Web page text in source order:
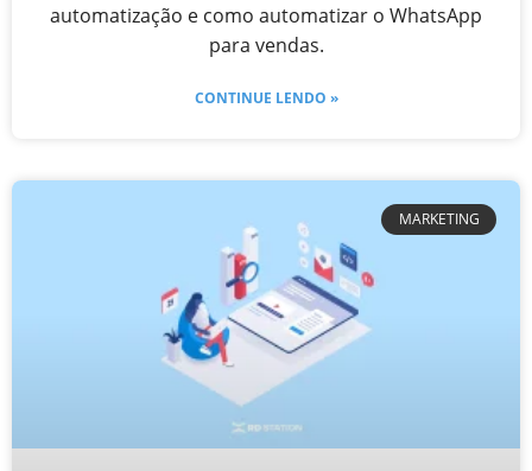
automatização e como automatizar o WhatsApp
para vendas.
CONTINUE LENDO »
MARKETING